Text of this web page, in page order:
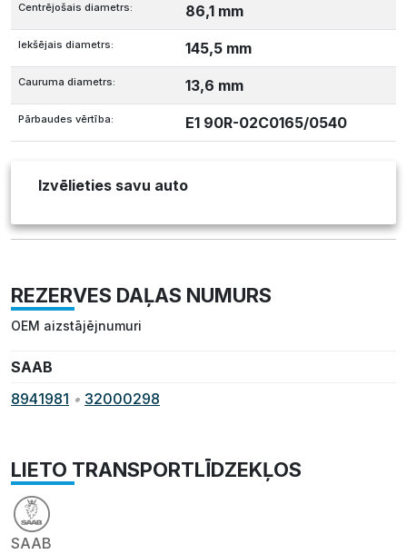
Centrējošais diametrs: 86,1 mm
Iekšējais diametrs: 145,5 mm
Cauruma diametrs: 13,6 mm
Pārbaudes vērtība: E1 90R-02C0165/0540
Izvēlieties savu auto
REZERVES DAĻAS NUMURS
OEM aizstājējnumuri
SAAB
8941981 • 32000298
LIETO TRANSPORTLĪDZEKĻOS
SAAB